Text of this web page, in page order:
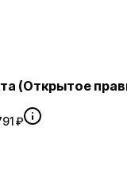
(Открытое
₽